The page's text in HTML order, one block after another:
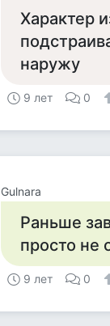
Характер
наружу
9 лет 0
Gulnara
Раньше
просто не
9 лет 0